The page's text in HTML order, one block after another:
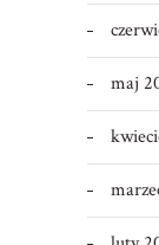
maj